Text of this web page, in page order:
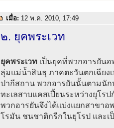
เมื่อ: 12 พ.ค. 2010, 17:49
๒. ยุคพระเวท
ยุคพระเวท เป็นยุคที่พวกอารยันอ
ลุ่มแม่น้ำสินธุ ภาคตะวันตกเฉียง
ปากีสถาน พวกอารยันนั้นตามนัก
ทะเลสาบแคสเปี้ยนระหว่างยุโร
พวกอารยันจึงได้แบ่งแยกสาขา
โรมัน ชนชาติกรีกในยุโรป และ